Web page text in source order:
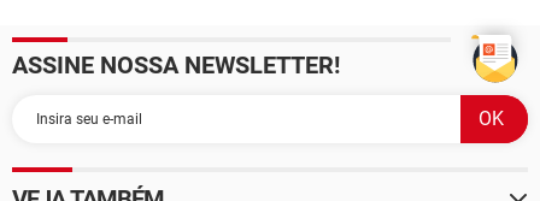
ASSINE NOSSA NEWSLETTER!